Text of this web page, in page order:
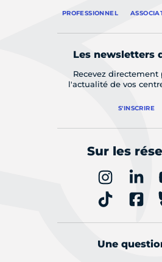
PROFESSIONNEL
Les newsletters
Recevez directement
l'actualité de vos
S'INSCRIRE
Sur les
Une